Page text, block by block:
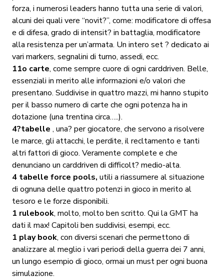
forza, i numerosi leaders hanno tutta una serie di valori,
alcuni dei quali vere “novit?”, come: modificatore di offesa
e di difesa, grado di intensit? in battaglia, modificatore
alla resistenza per un’armata. Un intero set ? dedicato ai
vari markers, segnalini di turno, assedi, ecc.
11o carte, come sempre cuore di ogni carddriven. Belle,
essenziali in merito alle informazioni e/o valori che
presentano. Suddivise in quattro mazzi, mi hanno stupito
per il basso numero di carte che ogni potenza ha in
dotazione (una trentina circa…..).
4?tabelle , una? per giocatore, che servono a risolvere
le marce, gli attacchi, le perdite, il recltamento e tanti
altri fattori di gioco. Veramente complete e che
denunciano un carddriven di difficolt? medio-alta.
4 tabelle force pools, utili a riassumere al situazione
di ognuna delle quattro potenzi in gioco in merito al
tesoro e le forze disponibili.
1 rulebook, molto, molto ben scritto. Qui la GMT ha
dati il max! Capitoli ben suddivisi, esempi, ecc.
1 play book, con diversi scenari che permettono di
analizzare al meglio i vari periodi della guerra dei 7 anni,
un lungo esempio di gioco, ormai un must per ogni buona
simulazione.